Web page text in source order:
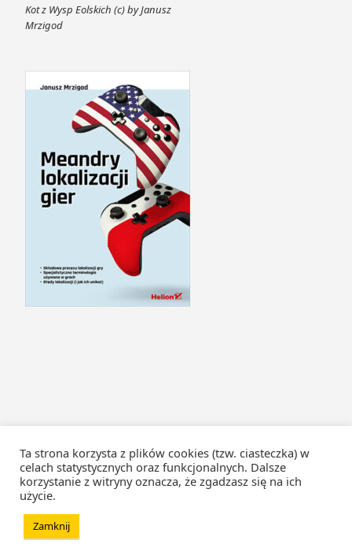
Kot z Wysp Eolskich (c) by Janusz
Mrzigod
Ta strona korzysta z plików cookies (tzw. ciasteczka) w
celach statystycznych oraz funkcjonalnych. Dalsze
korzystanie z witryny oznacza, że zgadzasz się na ich
użycie.
Zamknij